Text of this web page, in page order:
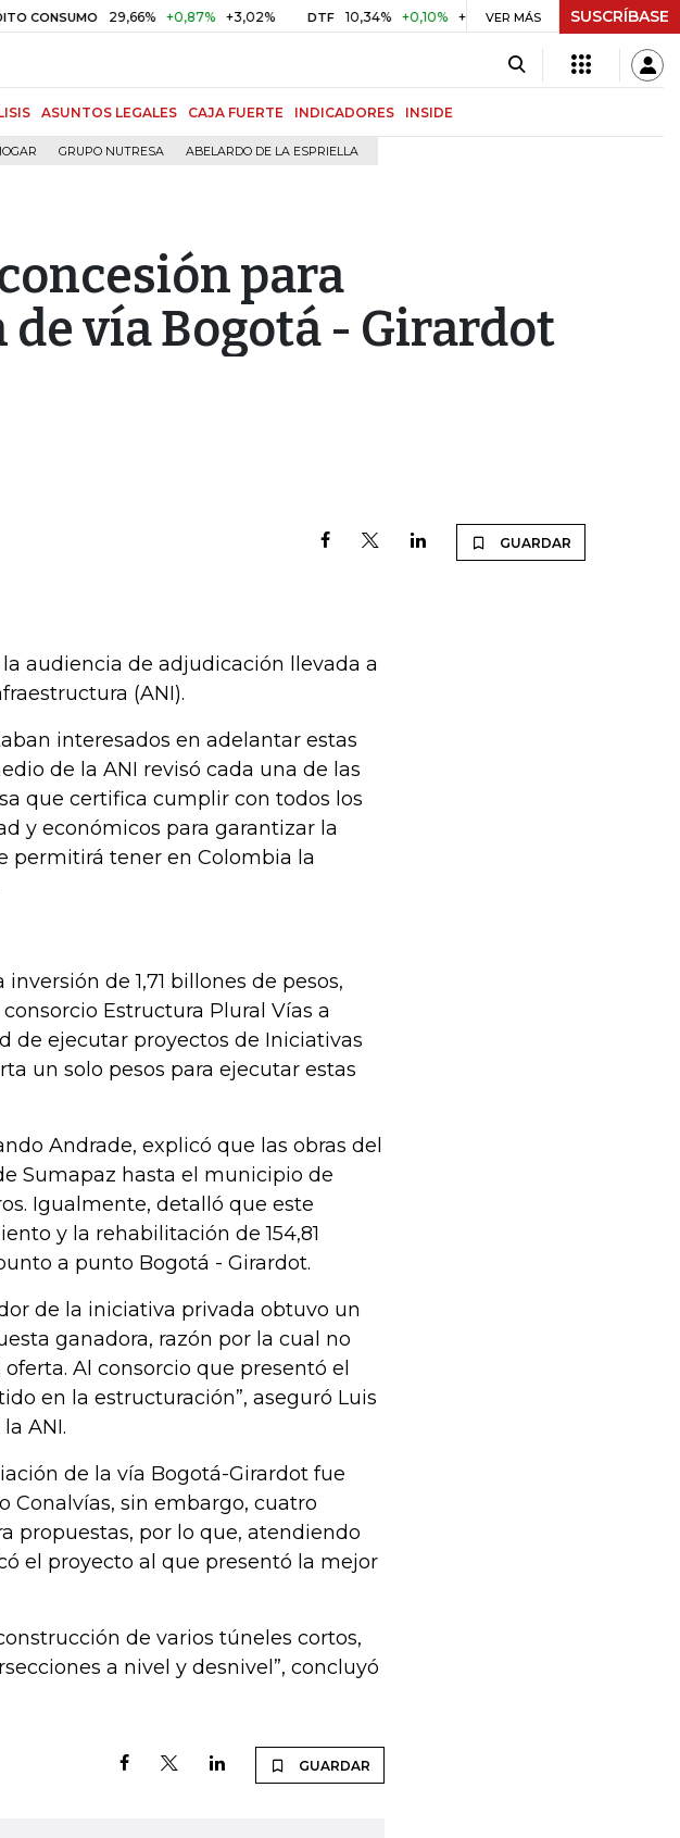
29,66% +0,87% +3,02% DTF 10,34% +0,10% +0,98% UVR $ 416,96 +$ 0,05
VER MÁS SUSCRÍBASE
ASUNTOS LEGALES CAJA FUERTE INDICADORES INSIDE
GRUPO NUTRESA ABELARDO DE LA ESPRIELLA
para
vía Bogotá - Girardot
GUARDAR
audiencia de adjudicación llevada a
(ANI).
interesados en adelantar estas
de la ANI revisó cada una de las
que certifica cumplir con todos los
y económicos para garantizar la
permitirá tener en Colombia la
de 1,71 billones de pesos,
Estructura Plural Vías a
de ejecutar proyectos de Iniciativas
un solo pesos para ejecutar estas
Andrade, explicó que las obras del
Sumapaz hasta el municipio de
Igualmente, detalló que este
y la rehabilitación de 154,81
a punto Bogotá - Girardot.
de la iniciativa privada obtuvo un
ganadora, razón por la cual no
Al consorcio que presentó el
en la estructuración”, aseguró Luis
ANI.
de la vía Bogotá-Girardot fue
Conalvías, sin embargo, cuatro
propuestas, por lo que, atendiendo
el proyecto al que presentó la mejor
de varios túneles cortos,
a nivel y desnivel”, concluyó
GUARDAR